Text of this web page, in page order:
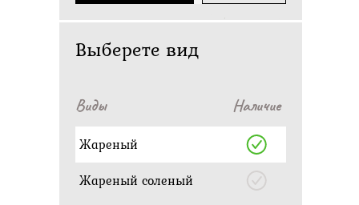
Выберете вид
Виды Наличие
Жареный
Жареный соленый